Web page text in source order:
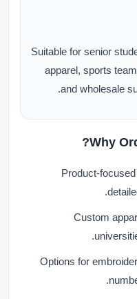
Suitable for senior
apparel, sports
and wholesale
Why
Product-
Custom
Options for